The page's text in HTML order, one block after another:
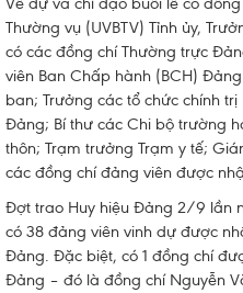
Thường vụ (UVBTV) Tỉnh ủy,
có các đồng chí Thường trực
viên Ban Chấp hành (BCH)
ban; Trưởng các tổ chức chính
Đảng; Bí thư các Chi bộ trường
thôn; Trạm trưởng Trạm y tế;
các đồng chí đảng viên được
Đợt trao Huy hiệu Đảng 2/9 lần
có 38 đảng viên vinh dự được
Đảng. Đặc biệt, có 1 đồng chí
Đảng – đó là đồng chí Nguyễn